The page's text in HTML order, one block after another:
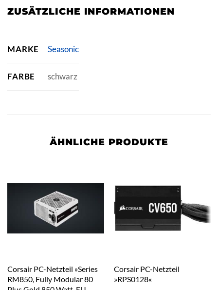
ZUSÄTZLICHE INFORMATIONEN
MARKE Seasonic
FARBE schwarz
ÄHNLICHE PRODUKTE
Corsair PC-Netzteil »Series
RM850, Fully Modular 80
Corsair PC-Netzteil
»RPS0128«